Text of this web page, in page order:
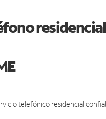
telefónico residencial